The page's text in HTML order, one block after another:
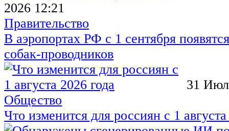
2026 12:21
Правительство
В аэропортах РФ с 1 сентября
собак-проводников
31
Общество
Что изменится для россиян с 1